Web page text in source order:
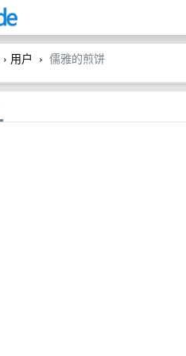
› 用户 › 儒雅的煎饼